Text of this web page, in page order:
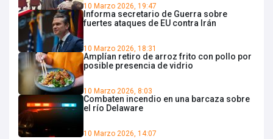
10 Marzo 2026, 19:47
Informa secretario de Guerra sobre
fuertes ataques de EU contra Irán
10 Marzo 2026, 18:31
Amplían retiro de arroz frito con pollo por
posible presencia de vidrio
10 Marzo 2026, 8:03
Combaten incendio en una barcaza sobre
el río Delaware
10 Marzo 2026, 14:07